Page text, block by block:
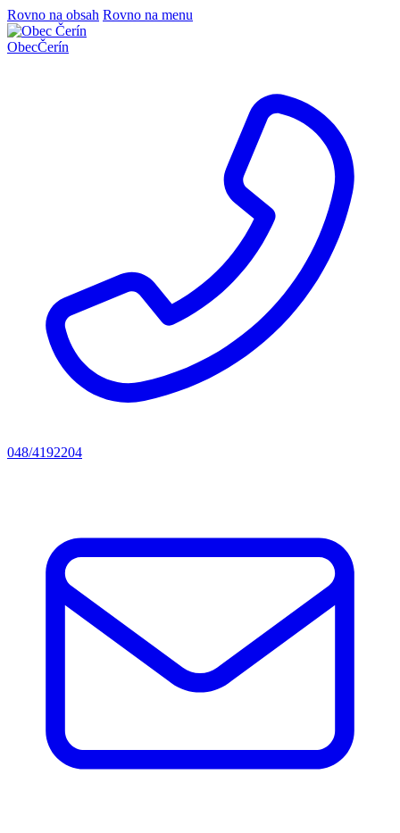
Rovno na obsah Rovno na menu
ObecČerín
048/4192204